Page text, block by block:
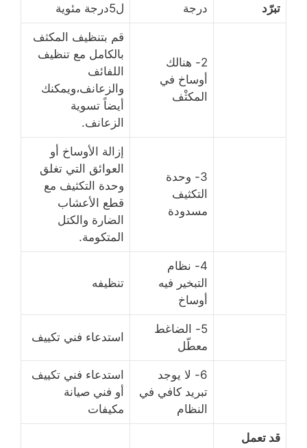
تبرّد
درجة
ل5درجة مئوية
2- هنالك
أوساخ في
المكثْف
قم بتنظيف المكثف
بالكامل مع تنظيف
اللفائف
والزعانف،ويمكنك
أيضاً تسوية
الزعانف.
3- وحدة
التكثيف
مسدودة
إزالة الأوساخ أو
العوائق التي تغلق
وحدة التكثيف مع
قطع الأعشاب
الضارة والكتل
المتكومة.
4- نظام
التبخير فيه
أوساخ
تنظيفه
5- الضاغط
معطّل
استدعاء فني تكييف
6- لا يوجد
تبريد كافي في
النظام
استدعاء فني تكييف
أو فني صيانة
مكيفات
قد تعمل